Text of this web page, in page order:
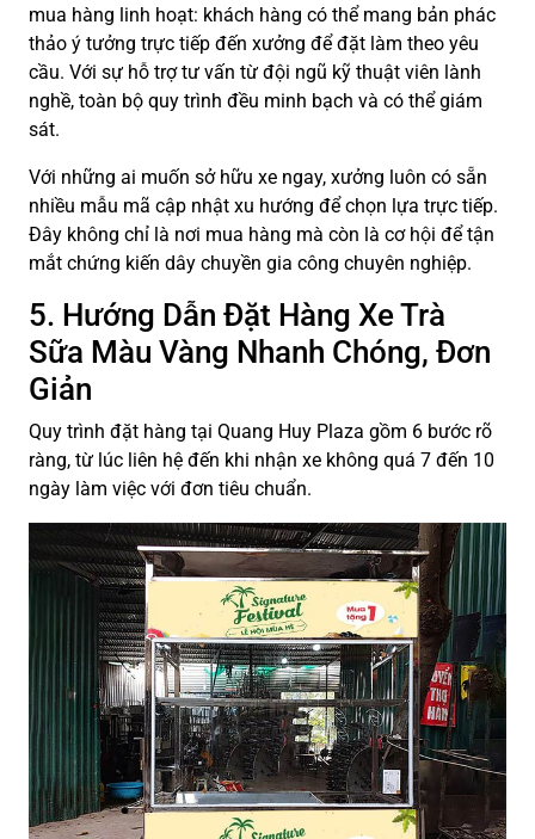
mua hàng linh hoạt: khách hàng có thể mang bản phác
thảo ý tưởng trực tiếp đến xưởng để đặt làm theo yêu
cầu. Với sự hỗ trợ tư vấn từ đội ngũ kỹ thuật viên lành
nghề, toàn bộ quy trình đều minh bạch và có thể giám
sát.
Với những ai muốn sở hữu xe ngay, xưởng luôn có sẵn
nhiều mẫu mã cập nhật xu hướng để chọn lựa trực tiếp.
Đây không chỉ là nơi mua hàng mà còn là cơ hội để tận
mắt chứng kiến dây chuyền gia công chuyên nghiệp.
5. Hướng Dẫn Đặt Hàng Xe Trà
Sữa Màu Vàng Nhanh Chóng, Đơn
Giản
Quy trình đặt hàng tại Quang Huy Plaza gồm 6 bước rõ
ràng, từ lúc liên hệ đến khi nhận xe không quá 7 đến 10
ngày làm việc với đơn tiêu chuẩn.